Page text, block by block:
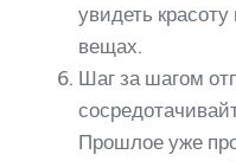
увидеть
вещах.
Шаг за шагом
Прошлое уже